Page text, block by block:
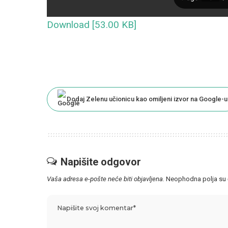
Download [53.00 KB]
Dodaj Zelenu učionicu kao omiljeni izvor na Google-u
Napišite odgovor
Vaša adresa e-pošte neće biti objavljena. Neophodna polja su